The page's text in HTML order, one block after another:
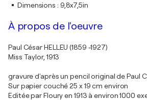
Dimensions : 9,8x7,5in
À propos de l'oeuvre
Paul César HELLEU (1859 -1927)
Miss Taylor, 1913
gravure d'après un pencil original de Paul
Sur papier couché 25 x 19 cm environ
Editée par Floury en 1913 à environ 1000